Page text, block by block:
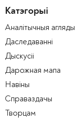
Катэгорыі
Аналітычныя агляды
Даследаванні
Дыскусіі
Дарожная мапа
Навіны
Справаздачы
Творцам